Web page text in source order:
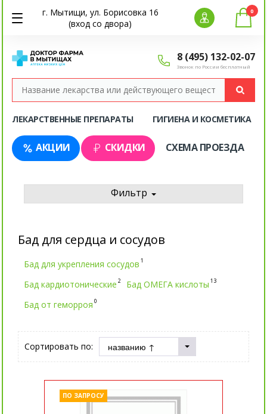
г. Мытищи, ул. Борисовка 16
(вход со двора)
8 (495) 132-02-07
Звонок по России бесплатный
0
ЛЕКАРСТВЕННЫЕ ПРЕПАРАТЫ ГИГИЕНА И КОСМЕТИКА
АКЦИИ СКИДКИ СХЕМА ПРОЕЗДА
Фильтр
Бад для сердца и сосудов
Бад для укрепления сосудов 1
Бад кардиотонические 2 Бад ОМЕГА кислоты 13
Бад от геморроя 0
Сортировать по:
ПО ЗАПРОСУ